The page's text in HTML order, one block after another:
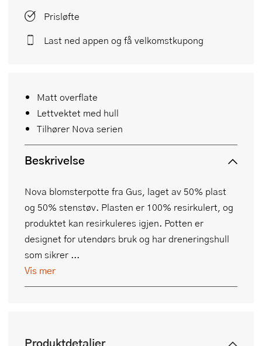
Matt overflate
Lettvektet med hull
Tilhører Nova serien
Beskrivelse
Nova blomsterpotte fra Gus, laget av 50% plast
og 50% stenstøv. Plasten er 100% resirkulert, og
produktet kan resirkuleres igjen. Potten er
designet for utendørs bruk og har dreneringshull
som sikrer ...
Vis mer
Prisløfte
Last ned appen og få velkomstkupong